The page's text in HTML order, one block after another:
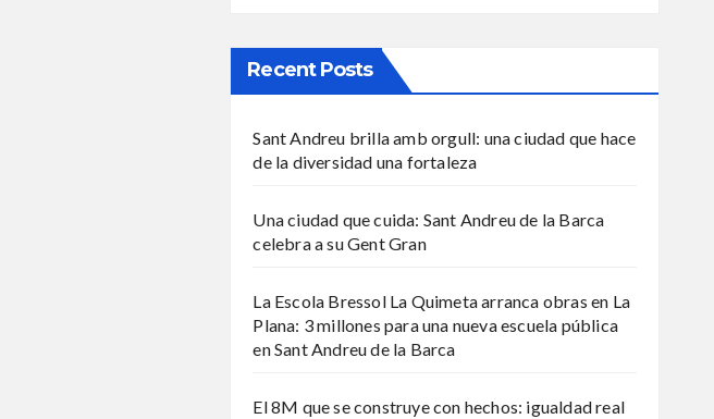
Recent Posts
Sant Andreu brilla amb orgull: una ciudad que hace
de la diversidad una fortaleza
Una ciudad que cuida: Sant Andreu de la Barca
celebra a su Gent Gran
La Escola Bressol La Quimeta arranca obras en La
Plana: 3 millones para una nueva escuela pública
en Sant Andreu de la Barca
El 8M que se construye con hechos: igualdad real